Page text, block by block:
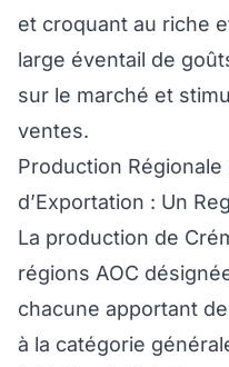
et croquant au riche
large éventail de
sur le marché et
ventes.
Production
d’Exportation : Un
La production de
régions AOC
chacune apportant
à la catégorie